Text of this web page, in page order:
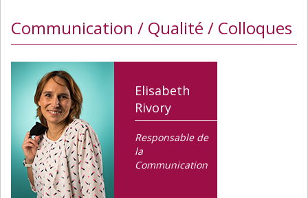
Communication / Qualité / Colloques
Elisabeth
Rivory
Responsable de
la
Communication